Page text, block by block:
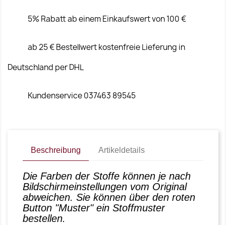
5% Rabatt ab einem Einkaufswert von 100 €
ab 25 € Bestellwert kostenfreie Lieferung in
Deutschland per DHL
Kundenservice 037463 89545
Beschreibung Artikeldetails
Die Farben der Stoffe können je nach
Bildschirmeinstellungen vom Original
abweichen. Sie können über den roten
Button "Muster" ein Stoffmuster
bestellen.